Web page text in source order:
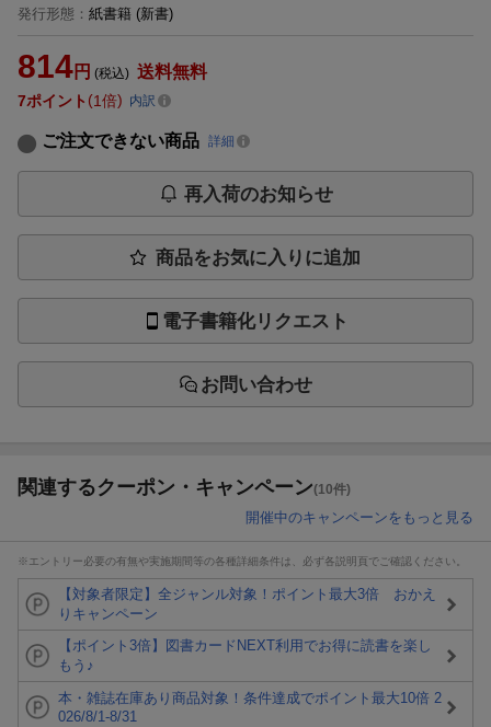
発行形態 ： 紙書籍 (新書)
814円 (税込) 送料無料
7ポイント 1倍 内訳
ご注文できない商品 詳細
再入荷のお知らせ
商品をお気に入りに追加
電子書籍化リクエスト
お問い合わせ
関連するクーポン・キャンペーン(10件)
開催中のキャンペーンをもっと見る
※エントリー必要の有無や実施期間等の各種詳細条件は、必ず各説明頁でご確認ください。
【対象者限定】全ジャンル対象！ポイント最大3倍 おかえ
りキャンペーン
【ポイント3倍】図書カードNEXT利用でお得に読書を楽し
もう♪
本・雑誌在庫あり商品対象！条件達成でポイント最大10倍 2
026/8/1-8/31